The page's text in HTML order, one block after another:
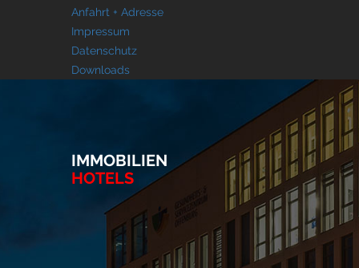
Anfahrt + Adresse
Impressum
Datenschutz
Downloads
IMMOBILIEN
HOTELS